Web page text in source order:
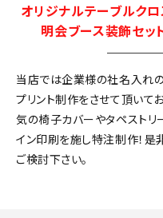
オリジナルテーブルク
明会ブース装飾セッ
当店では企業様の社名入れ
プリント制作をさせて頂いて
気の椅子カバーやタペスト
イン印刷を施し特注制作！是
ご検討下さい。